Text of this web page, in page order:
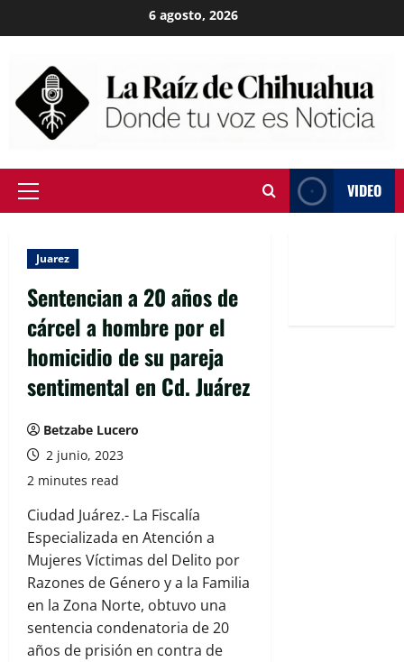
to
6 agosto, 2026
Primary
VIDEO
Juarez
Sentencian a 20 años de
cárcel a hombre por el
homicidio de su pareja
sentimental en Cd. Juárez
Betzabe Lucero
2 junio, 2023
2 minutes read
Ciudad Juárez.- La Fiscalía
Especializada en Atención a
Mujeres Víctimas del Delito por
Razones de Género y a la Familia
en la Zona Norte, obtuvo una
sentencia condenatoria de 20
años de prisión en contra de